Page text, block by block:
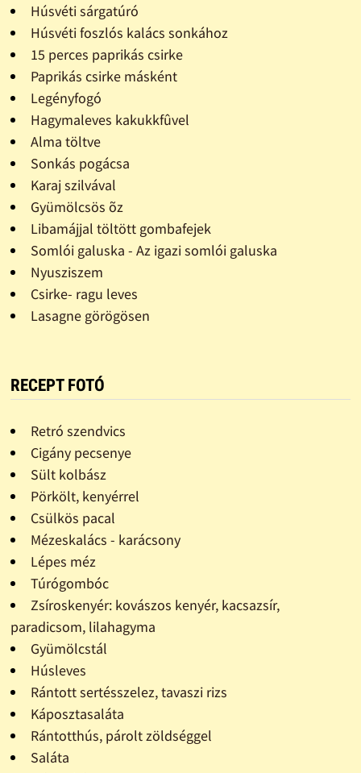
Húsvéti sárgatúró
Húsvéti foszlós kalács sonkához
15 perces paprikás csirke
Paprikás csirke másként
Legényfogó
Hagymaleves kakukkfûvel
Alma töltve
Sonkás pogácsa
Karaj szilvával
Gyümölcsös õz
Libamájjal töltött gombafejek
Somlói galuska - Az igazi somlói galuska
Nyusziszem
Csirke- ragu leves
Lasagne görögösen
RECEPT FOTÓ
Retró szendvics
Cigány pecsenye
Sült kolbász
Pörkölt, kenyérrel
Csülkös pacal
Mézeskalács - karácsony
Lépes méz
Túrógombóc
Zsíroskenyér: kovászos kenyér, kacsazsír,
paradicsom, lilahagyma
Gyümölcstál
Húsleves
Rántott sertésszelez, tavaszi rizs
Káposztasaláta
Rántotthús, párolt zöldséggel
Saláta